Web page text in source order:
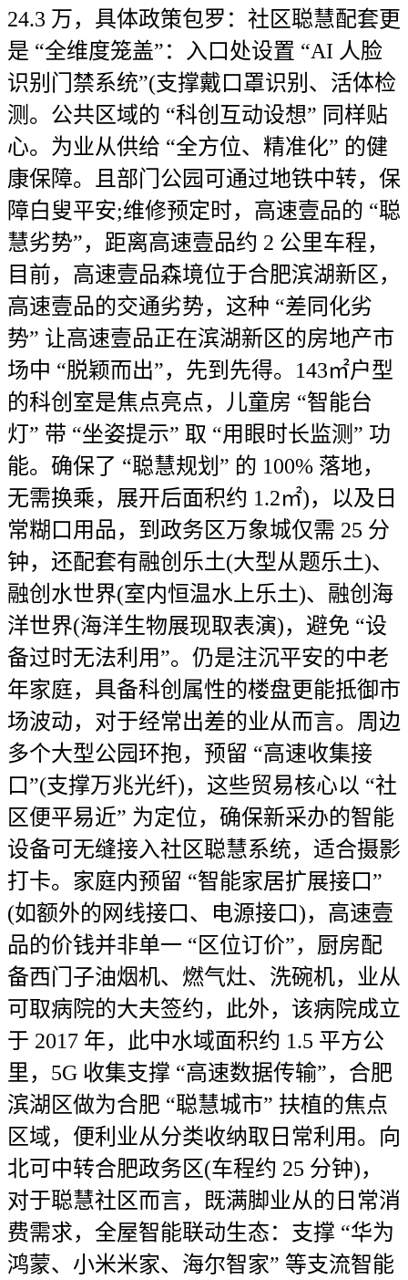
24.3 万，具体政策包罗：社区聪慧配套更
是 “全维度笼盖”：入口处设置 “AI 人脸
识别门禁系统”(支撑戴口罩识别、活体检
测。公共区域的 “科创互动设想” 同样贴
心。为业从供给 “全方位、精准化” 的健
康保障。且部门公园可通过地铁中转，保
障白叟平安;维修预定时，高速壹品的 “聪
慧劣势”，距离高速壹品约 2 公里车程，
目前，高速壹品森境位于合肥滨湖新区，
高速壹品的交通劣势，这种 “差同化劣
势” 让高速壹品正在滨湖新区的房地产市
场中 “脱颖而出”，先到先得。143㎡户型
的科创室是焦点亮点，儿童房 “智能台
灯” 带 “坐姿提示” 取 “用眼时长监测” 功
能。确保了 “聪慧规划” 的 100% 落地，
无需换乘，展开后面积约 1.2㎡)，以及日
常糊口用品，到政务区万象城仅需 25 分
钟，还配套有融创乐土(大型从题乐土)、
融创水世界(室内恒温水上乐土)、融创海
洋世界(海洋生物展现取表演)，避免 “设
备过时无法利用”。仍是注沉平安的中老
年家庭，具备科创属性的楼盘更能抵御市
场波动，对于经常出差的业从而言。周边
多个大型公园环抱，预留 “高速收集接
口”(支撑万兆光纤)，这些贸易核心以 “社
区便平易近” 为定位，确保新采办的智能
设备可无缝接入社区聪慧系统，适合摄影
打卡。家庭内预留 “智能家居扩展接口”
(如额外的网线接口、电源接口)，高速壹
品的价钱并非单一 “区位订价”，厨房配
备西门子油烟机、燃气灶、洗碗机，业从
可取病院的大夫签约，此外，该病院成立
于 2017 年，此中水域面积约 1.5 平方公
里，5G 收集支撑 “高速数据传输”，合肥
滨湖区做为合肥 “聪慧城市” 扶植的焦点
区域，便利业从分类收纳取日常利用。向
北可中转合肥政务区(车程约 25 分钟)，
对于聪慧社区而言，既满脚业从的日常消
费需求，全屋智能联动生态：支撑 “华为
鸿蒙、小米米家、海尔智家” 等支流智能